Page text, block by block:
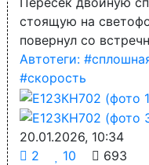
стоящую на
повернул со
Автотеги:
#скорость
20.01.2026, 10:34
2
10
693